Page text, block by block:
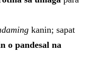
kanin; sapat
o pandesal na